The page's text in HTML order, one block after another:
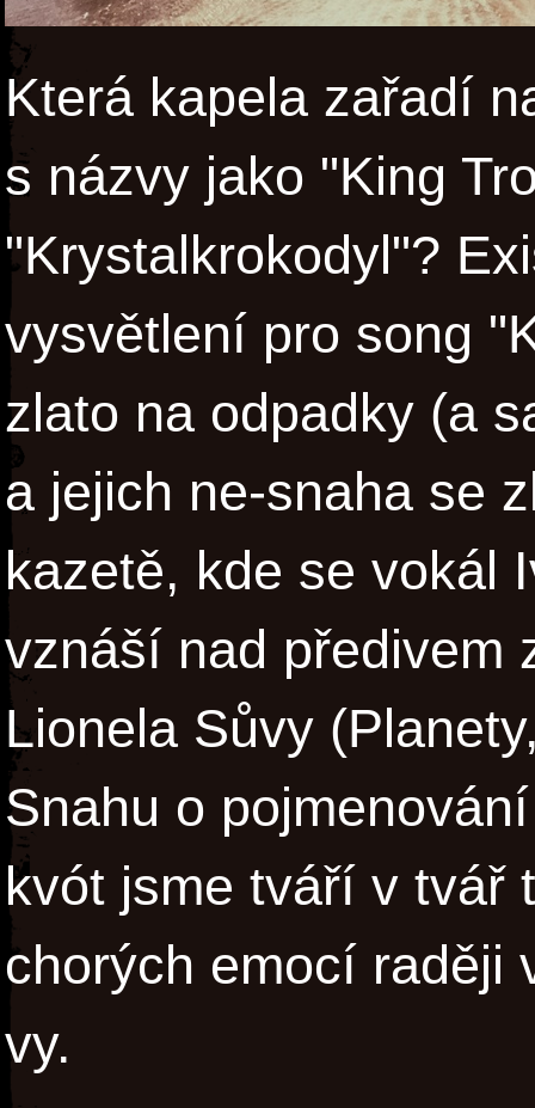
Která kapela zařadí
s názvy jako "King
"Krystalkrokodyl"?
vysvětlení pro song
zlato na odpadky (a
a jejich ne-snaha se
kazetě, kde se vokál
vznáší nad předivem
Lionela Sůvy
Snahu o
kvót jsme tváří v tvář
chorých emocí raději
vy.